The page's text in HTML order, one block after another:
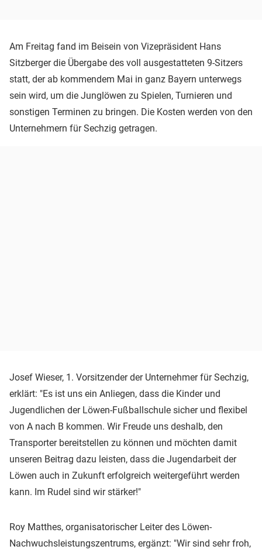
Am Freitag fand im Beisein von Vizepräsident Hans
Sitzberger die Übergabe des voll ausgestatteten 9-Sitzers
statt, der ab kommendem Mai in ganz Bayern unterwegs
sein wird, um die Junglöwen zu Spielen, Turnieren und
sonstigen Terminen zu bringen. Die Kosten werden von den
Unternehmern für Sechzig getragen.
Josef Wieser, 1. Vorsitzender der Unternehmer für Sechzig,
erklärt: "Es ist uns ein Anliegen, dass die Kinder und
Jugendlichen der Löwen-Fußballschule sicher und flexibel
von A nach B kommen. Wir Freude uns deshalb, den
Transporter bereitstellen zu können und möchten damit
unseren Beitrag dazu leisten, dass die Jugendarbeit der
Löwen auch in Zukunft erfolgreich weitergeführt werden
kann. Im Rudel sind wir stärker!"
Roy Matthes, organisatorischer Leiter des Löwen-
Nachwuchsleistungszentrums, ergänzt: "Wir sind sehr froh,